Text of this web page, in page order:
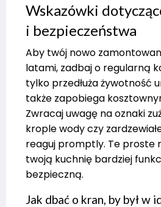
Wskazówki
i bezpieczeństwa
Aby twój nowo
latami, zadbaj o regularną
tylko przedłuża żywotność
także zapobiega
Zwracaj uwagę na oznaki
krople wody czy
reaguj promptly. Te proste
twoją kuchnię bardziej
bezpieczną.
Jak dbać o kran, by był w